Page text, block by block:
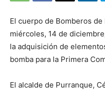
El cuerpo de Bomberos
miércoles, 14 de
la adquisición de
bomba para la Primera
El alcalde de Purranque,